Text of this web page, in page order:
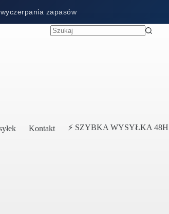
zapasów
Kontakt ⚡ SZYBKA WYSYŁKA 48H